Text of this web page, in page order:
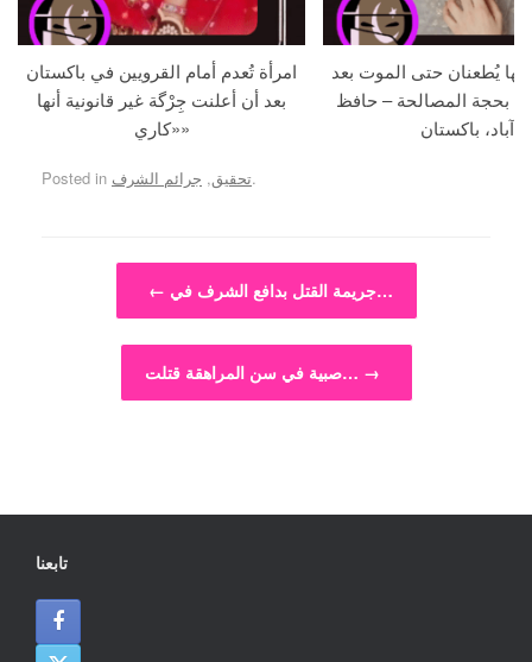
امرأة تُعدم أمام القرويين في باكستان
بعد أن أعلنت جِرْگة غير قانونية أنها
«كاري»
يُطعنان حتى الموت بعد
بحجة المصالحة – حافظ
آباد، باكستان
Posted in تحقيق, جرائم الشرف .
Post navigation
← جريمة القتل بدافع الشرف في…
صبية في سن المراهقة قتلت… →
تابعنا